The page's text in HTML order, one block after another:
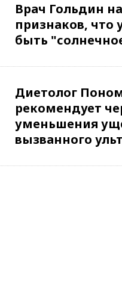
Врач Гольдин
признаков, что
быть
Диетолог
рекомендует
уменьшения
вызванного